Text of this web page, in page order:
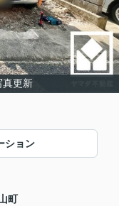
真更新
ション
町